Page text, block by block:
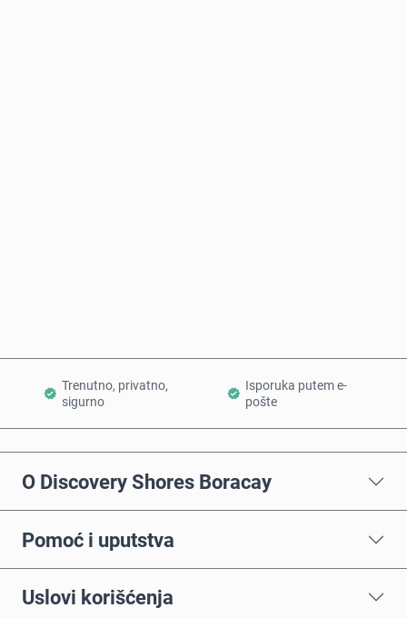
Trenutno, privatno,
sigurno
Isporuka putem e-
pošte
O Discovery Shores Boracay
Pomoć i uputstva
Uslovi korišćenja